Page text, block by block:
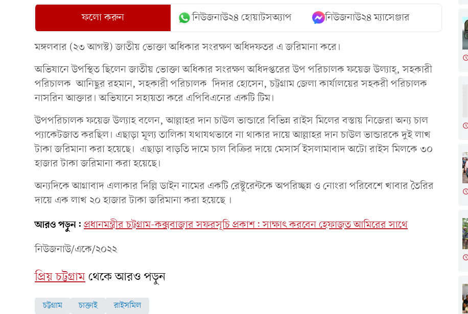
ফলো করুন নিউজনাউ২৪ হোয়াটসঅ্যাপ নিউজনাউ২৪ ম্যাসেঞ্জার
মঙ্গলবার (২৩ আগস্ট) জাতীয় ভোক্তা অধিকার সংরক্ষণ অধিদফতর এ জরিমানা করে।
অভিযানে উপস্থিত ছিলেন জাতীয় ভোক্তা অধিকার সংরক্ষণ অধিদপ্তরের উপ পরিচালক ফয়েজ উল্যাহ্, সহকারী
পরিচালক আনিছুর রহমান, সহকারী পরিচালক দিদার হোসেন, চট্টগ্রাম জেলা কার্যালয়ের সহকরী পরিচালক
নাসরিন আক্তার। অভিযানে সহায়তা করে এপিবিএনের একটি টিম।
উপপরিচালক ফয়েজ উল্যাহ বলেন, আল্লাহর দান চাউল ভান্ডারে বিভিন্ন রাইস মিলের বস্তায় নিজেরা অন্য চাল
প্যাকেটজাত করছিল। এছাড়া মূল্য তালিকা যথাযথভাবে না থাকার দায়ে আল্লাহর দান চাউল ভান্ডারকে দুই লাখ
টাকা জরিমানা করা হয়েছে। এছাড়া বাড়তি দামে চাল বিক্রির দায়ে মেসার্স ইসলামাবাদ অটো রাইস মিলকে ৩০
হাজার টাকা জরিমানা করা হয়েছে।
অন্যদিকে আগ্রাবাদ এলাকার দিল্লি ডাইন নামের একটি রেস্টুরেন্টকে অপরিচ্ছন্ন ও নোংরা পরিবেশে খাবার তৈরির
দায়ে এক লাখ ২০ হাজার টাকা জরিমানা করা হয়েছে ।
আরও পড়ুন: প্রধানমন্ত্রীর চট্টগ্রাম-কক্সবাজার সফরসূচি প্রকাশ: সাক্ষাৎ করবেন হেফাজত আমিরের সাথে
নিউজনাউ/একে/২০২২
প্রিয় চট্টগ্রামথেকে আরও পড়ুন
চট্টগ্রাম চাক্তাই রাইসমিল